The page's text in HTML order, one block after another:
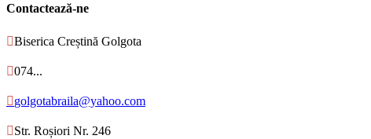
Contactează-ne
Biserica Creștină Golgota
074...
golgotabraila@yahoo.com
Str. Roșiori Nr. 246